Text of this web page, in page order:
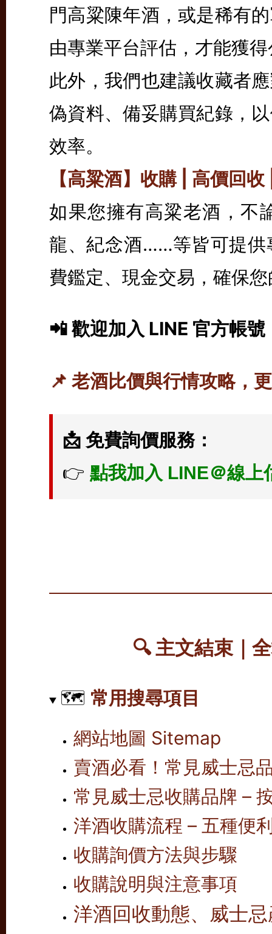
門高粱陳年酒，或是稀有
由專業平台評估，才能獲
此外，我們也建議收藏者
偽資料、備妥購買紀錄，
效率。
【高粱酒】收購 | 高價回
如果您擁有高粱老酒，不
龍、紀念酒……等皆可提供
費鑑定、現金交易，確保
📲 歡迎加入 LINE 官方帳號
📌 老酒比價與行情攻略，
📩 免費詢價服務：
👉 點我加入 LINE＠線上
🔍 主文結束｜
🗺️ 常用搜尋項目
網站地圖 Sitemap
賣酒必看！常見威士忌
常見威士忌收購品牌 –
洋酒收購流程 – 五種便
收購詢價方法與步驟
收購說明與注意事項
洋酒回收動態、威士